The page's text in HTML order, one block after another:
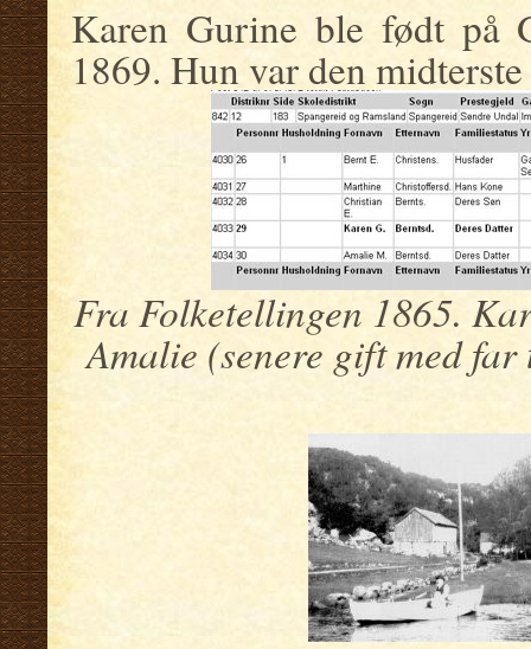
Karen Gurine ble født på
1869. Hun var den
Fra Folketellingen 1865.
Amalie (senere gift med